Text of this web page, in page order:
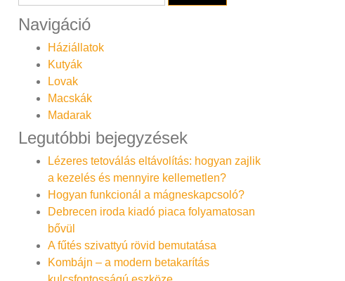
Navigáció
Háziállatok
Kutyák
Lovak
Macskák
Madarak
Legutóbbi bejegyzések
Lézeres tetoválás eltávolítás: hogyan zajlik
a kezelés és mennyire kellemetlen?
Hogyan funkcionál a mágneskapcsoló?
Debrecen iroda kiadó piaca folyamatosan
bővül
A fűtés szivattyú rövid bemutatása
Kombájn – a modern betakarítás